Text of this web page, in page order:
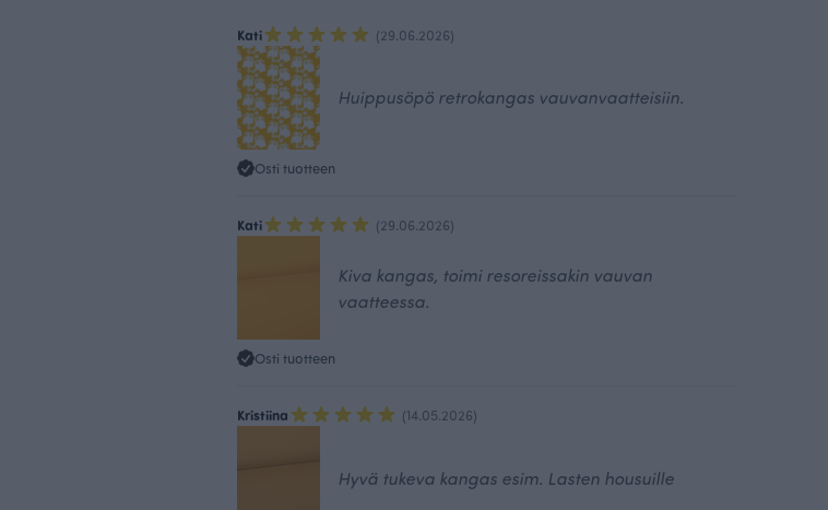
Kati (29.06.2026)
Huippusöpö retrokangas vauvanvaatteisiin.
Osti tuotteen
Kati (29.06.2026)
Kiva kangas, toimi resoreissakin vauvan
vaatteessa.
Osti tuotteen
Kristiina (14.05.2026)
Hyvä tukeva kangas esim. Lasten housuille